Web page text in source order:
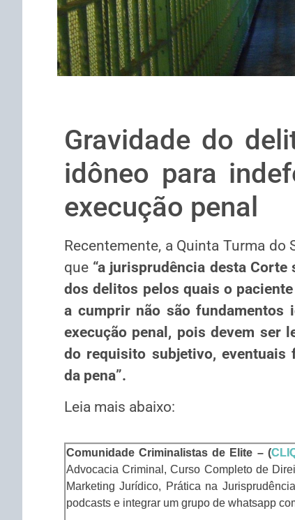
Gravidade do
idôneo para
execução penal
​Recentemente, a Quinta Turma do
que “a jurisprudência desta
dos delitos pelos quais o
a cumprir não são fundamentos
execução penal, pois devem ser
do requisito subjetivo,
da pena”.
Leia mais abaixo:
Comunidade Criminalistas de Elite – (
Advocacia Criminal, Curso Completo de
Marketing Jurídico, Prática na
podcasts e integrar um grupo de whatsapp